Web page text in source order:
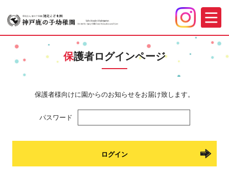
保護者ログインページ
保護者様向けに園からのお知らせをお届け致します。
パスワード
ログイン